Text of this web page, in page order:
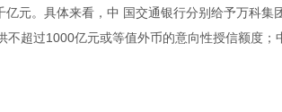
元。具体来看，中 国交通银行分别给予万科集
超过1000亿元或等值外币的意向性授信额度